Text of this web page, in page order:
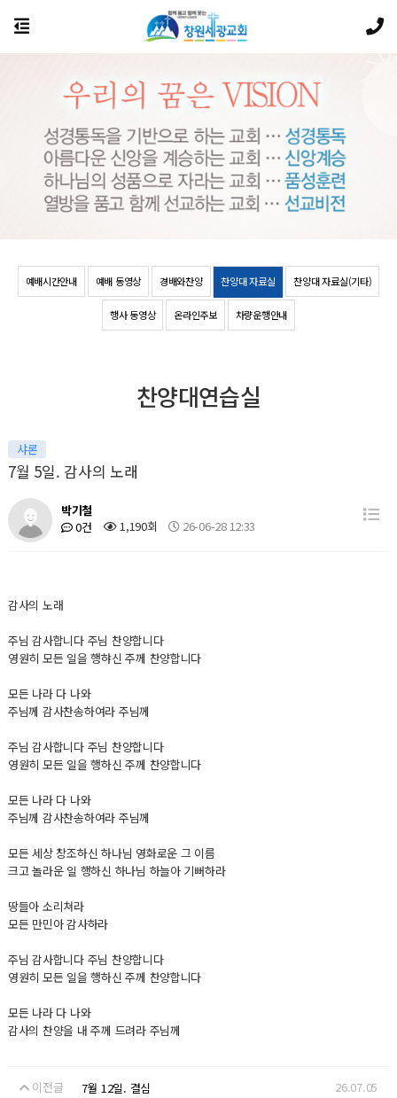
예배시간안내 예배 동영상 경배와찬양 찬양대 자료실 찬양대 자료실(기타)
행사 동영상 온라인주보 차량운행안내
찬양대연습실
샤론
7월 5일. 감사의 노래
박기철
0건
1,190회 26-06-28 12:33
감사의 노래
주님 감사합니다 주님 찬양합니다
영원히 모든 일을 행햐신 주께 찬양합니다
모든 나라 다 나와
주님께 감사찬송하여라 주님께
주님 감사합니다 주님 찬양합니다
영원히 모든 일을 행하신 주께 찬양합니다
모든 나라 다 나와
주님께 감사찬송하여라 주님께
모든 세상 창조하신 하나님 영화로운 그 이름
크고 놀라운 일 행하신 하나님 하늘아 기뻐하라
땅들아 소리쳐라
모든 만민아 감사하라
주님 감사합니다 주님 찬양합니다
영원히 모든 일을 행하신 주께 찬양합니다
모든 나라 다 나와
감사의 찬양을 내 주께 드려라 주님께
이전글 7월 12일. 결심 26.07.05